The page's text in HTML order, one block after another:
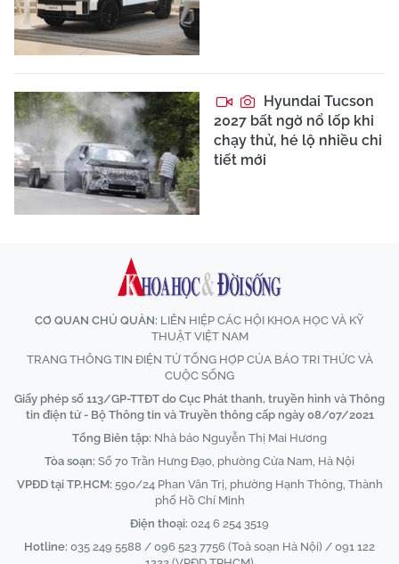
Hyundai Tucson
2027 bất ngờ nổ lốp khi
chạy thử, hé lộ nhiều chi
tiết mới
CƠ QUAN CHỦ QUẢN: LIÊN HIỆP CÁC HỘI KHOA HỌC VÀ KỸ
THUẬT VIỆT NAM
TRANG THÔNG TIN ĐIỆN TỬ TỔNG HỢP CỦA BÁO TRI THỨC VÀ
CUỘC SỐNG
Giấy phép số 113/GP-TTĐT do Cục Phát thanh, truyền hình và Thông
tin điện tử - Bộ Thông tin và Truyền thông cấp ngày 08/07/2021
Tổng Biên tập: Nhà báo Nguyễn Thị Mai Hương
Tòa soạn: Số 70 Trần Hưng Đạo, phường Cửa Nam, Hà Nội
VPĐD tại TP.HCM: 590/24 Phan Văn Trị, phường Hạnh Thông, Thành
phố Hồ Chí Minh
Điện thoại: 024 6 254 3519
Hotline: 035 249 5588 / 096 523 7756 (Toà soạn Hà Nội) / 091 122